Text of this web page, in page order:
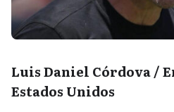
Luis Daniel Córdova /
Estados Unidos